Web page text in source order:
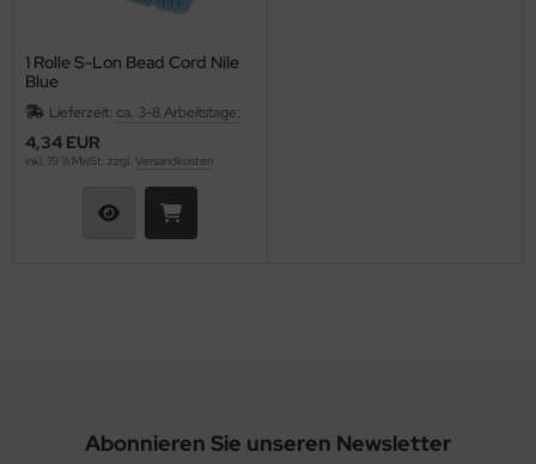
1 Rolle S-Lon Bead Cord Nile
Blue
Lieferzeit: ca. 3-8 Arbeitstage;
4,34 EUR
inkl. 19 % MwSt. zzgl. Versandkosten
Abonnieren Sie unseren Newsletter
Bead